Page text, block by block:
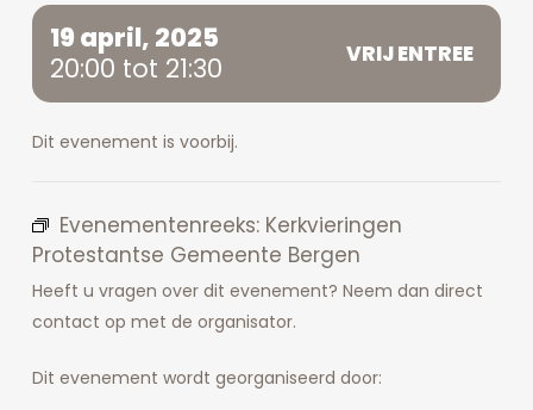
19 april, 2025
20:00 tot 21:30
VRIJ ENTREE
Dit evenement is voorbij.
Evenementenreeks: Kerkvieringen
Protestantse Gemeente Bergen
Heeft u vragen over dit evenement? Neem dan direct
contact op met de organisator.
Dit evenement wordt georganiseerd door: